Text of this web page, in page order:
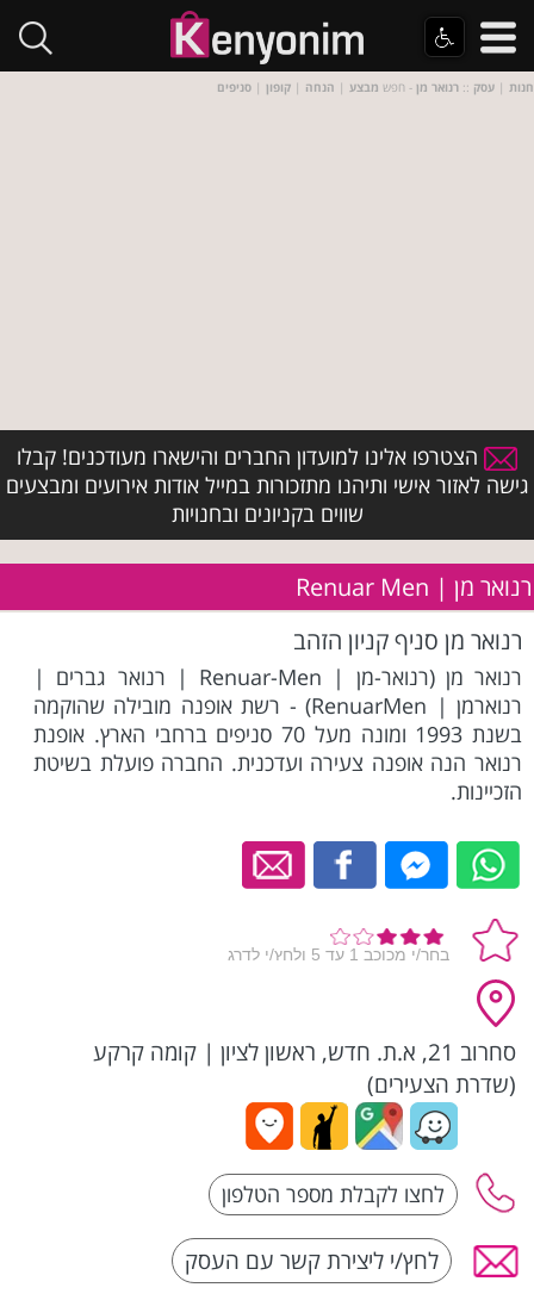
חנות | עסק :: רנואר מן - חפש מבצע | הנחה | קופון | סניפים
הצטרפו אלינו למועדון החברים והישארו מעודכנים! קבלו
גישה לאזור אישי ותיהנו מתזכורות במייל אודות אירועים ומבצעים
שווים בקניונים ובחנויות
רנואר מן | Renuar Men
רנואר מן סניף קניון הזהב
רנואר מן (רנואר-מן | Renuar-Men | רנואר גברים |
רנוארמן | RenuarMen) - רשת אופנה מובילה שהוקמה
בשנת 1993 ומונה מעל 70 סניפים ברחבי הארץ. אופנת
רנואר הנה אופנה צעירה ועדכנית. החברה פועלת בשיטת
הזכיינות.
סחרוב 21, א.ת. חדש, ראשון לציון | קומה קרקע
(שדרת הצעירים)
לחץ/י ליצירת קשר עם העסק